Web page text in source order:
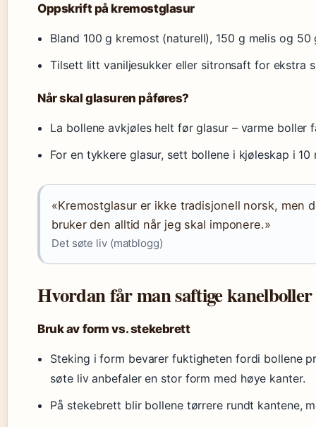
Oppskrift på kremostglasur
Bland 100 g kremost (naturell), 150 g melis og
Tilsett litt vaniljesukker eller sitronsaft for ekstra
Når skal glasuren påføres?
La bollene avkjøles helt før glasur – varme boller
For en tykkere glasur, sett bollene i kjøleskap i
«Kremostglasur er ikke tradisjonell norsk, men
bruker den alltid når jeg skal imponere.»
Det søte liv (matblogg)
Hvordan får man saftige
Bruk av form vs. stekebrett
Steking i form bevarer fuktigheten fordi bollene
søte liv anbefaler en stor form med høye kanter.
På stekebrett blir bollene tørrere rundt kantene,